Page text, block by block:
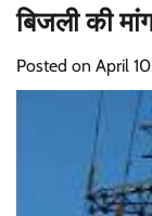
बिजली की
Posted on April